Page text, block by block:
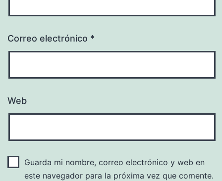
Correo electrónico *
Web
Guarda mi nombre, correo electrónico y web en
este navegador para la próxima vez que comente.